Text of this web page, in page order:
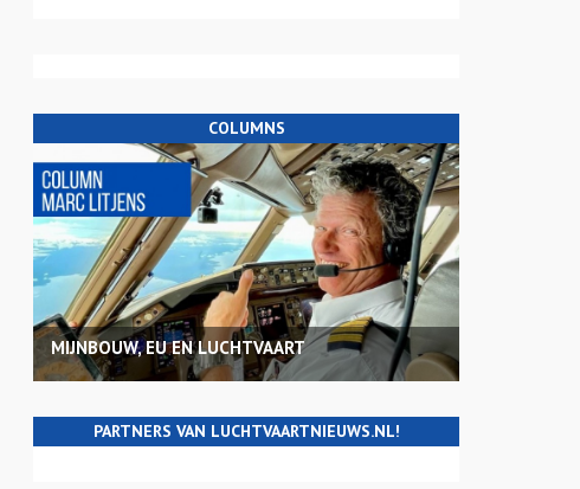
COLUMNS
MIJNBOUW, EU EN LUCHTVAART
PARTNERS VAN LUCHTVAARTNIEUWS.NL!